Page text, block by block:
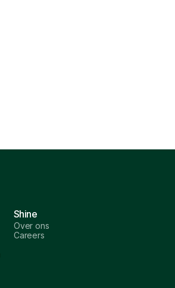
Shine
Over ons
Careers